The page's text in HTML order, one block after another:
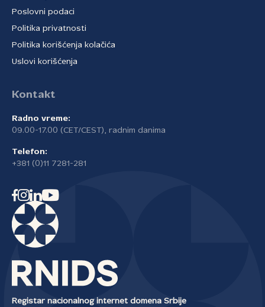
Poslovni podaci
Politika privatnosti
Politika korišćenja kolačića
Uslovi korišćenja
Kontakt
Radno vreme:
09.00-17.00 (CET/CEST), radnim danima
Telefon:
+381 (0)11 7281-281
Registar nacionalnog internet domena Srbije